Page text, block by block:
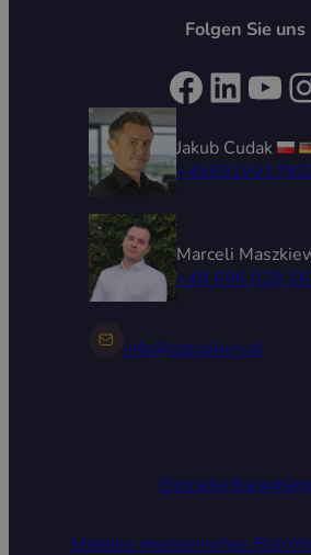
Folgen Sie uns
Facebook LinkedIn YouTube
Jakub Cudak
Marceli
+48 696 029
info@zptrailers.pl
Eistrailer
Mobiles medizinisches Büro